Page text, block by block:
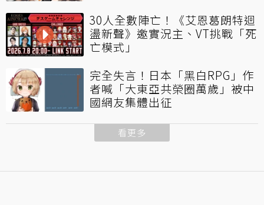
30人全數陣亡！《艾恩葛朗特迴
盪新聲》邀實況主、VT挑戰「死
亡模式」
完全失言！日本「黑白RPG」作
者喊「大東亞共榮圈萬歲」被中
國網友集體出征
看更多